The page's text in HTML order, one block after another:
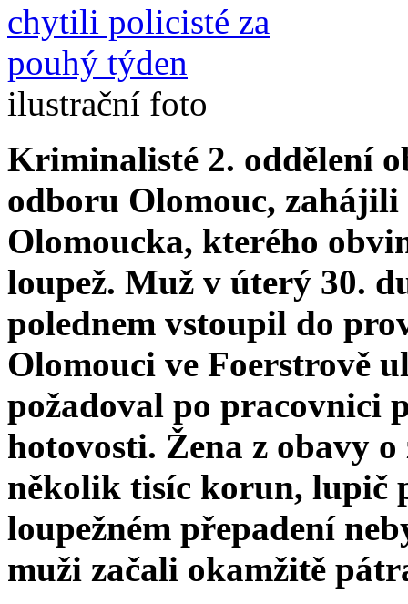
ilustrační foto
Kriminalisté 2. oddělení
odboru Olomouc, zahájili
Olomoucka, kterého
loupež. Muž v úterý 30.
polednem vstoupil do
Olomouci ve Foerstrově
požadoval po pracovnici
hotovosti. Žena z obavy
několik tisíc korun, lupič
loupežném přepadení
muži začali okamžitě